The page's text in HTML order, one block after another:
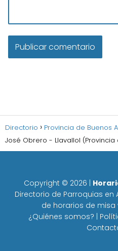
Directorio Provincia de Buenos
José Obrero - Llavallol (Provincia
Copyright © 2026
Directorio de Parroquias
de horarios de misa
¿Quiénes somos?